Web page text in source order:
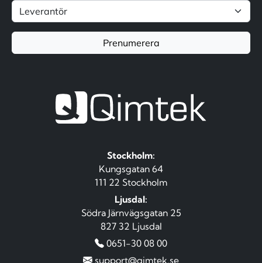
Prenumerera
Stockholm:
Kungsgatan 64
111 22 Stockholm
Ljusdal:
Södra Järnvägsgatan 25
827 32 Ljusdal
0651-30 08 00
support@qimtek.se